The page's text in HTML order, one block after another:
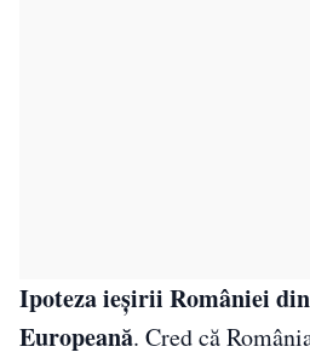
Ipoteza ieșirii României
Europeană. Cred că